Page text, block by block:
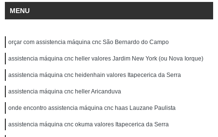
MENU
orçar com assistencia máquina cnc São Bernardo do Campo
assistencia máquina cnc heller valores Jardim New York (ou Nova Iorque)
assistencia máquina cnc heidenhain valores Itapecerica da Serra
assistencia máquina cnc heller Aricanduva
onde encontro assistencia máquina cnc haas Lauzane Paulista
assistencia máquina cnc okuma valores Itapecerica da Serra